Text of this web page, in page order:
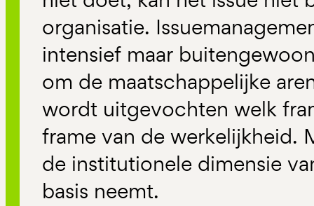
organisatie.
intensief maar
om de maatschappelijke
wordt uitgevochten welk
frame van de werkelijkheid.
de institutionele dimensie
basis neemt.